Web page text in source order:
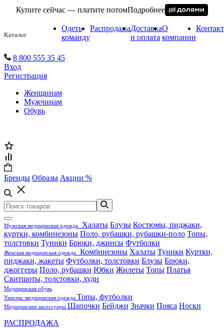
Купите сейчас — платите потомПодробнее
Каталог
Одеть
команду
РаспродажаДоставка
и оплата
О
компании
8 800 555 35 45
Вход
Регистрация
Женщинам
Мужчинам
Обувь
Бренды Образы Акции %
Мужская медицинская одежда Халаты Блузы Костюмы, пиджаки,
куртки, комбинезоны Поло, рубашки, рубашки-поло Топы,
толстовки Туники Брюки, джинсы Футболки
Женская медицинская одежда Комбинезоны Халаты Туники Куртки,
пиджаки, жакеты Футболки, толстовки Блузы Брюки,
джоггеры Поло, рубашки Юбки Жилеты Топы Платья
Свитшоты, толстовки, худи
Медицинская обувь
Унисекс медицинская одежда Топы, футболки
Медицинские аксессуары Шапочки Бейджи Значки Пояса Носки
РАСПРОДАЖА